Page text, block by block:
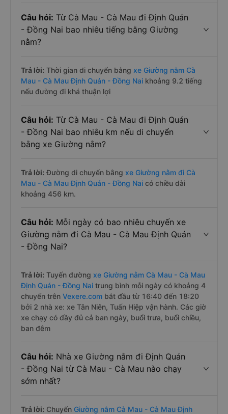
Câu hỏi: Từ Cà Mau - Cà Mau đi Định Quán
- Đồng Nai bao nhiêu tiếng bằng Giường
nằm?
Trả lời: Thời gian di chuyển bằng xe Giường nằm Cà
Mau - Cà Mau Định Quán - Đồng Nai khoảng 9.2 tiếng
nếu đường đi khá thuận lợi
Câu hỏi: Từ Cà Mau - Cà Mau đi Định Quán
- Đồng Nai bao nhiêu km nếu di chuyển
bằng xe Giường nằm?
Trả lời: Đường di chuyển bằng xe Giường nằm đi Cà
Mau - Cà Mau Định Quán - Đồng Nai có chiều dài
khoảng 456 km.
Câu hỏi: Mỗi ngày có bao nhiêu chuyến xe
Giường nằm đi Cà Mau - Cà Mau Định Quán
- Đồng Nai?
Trả lời: Tuyến đường xe Giường nằm Cà Mau - Cà Mau
Định Quán - Đồng Nai trung bình mỗi ngày có khoảng 4
chuyến trên Vexere.com bắt đầu từ 16:40 đến 18:20
bởi 2 nhà xe: xe Tân Niên, Tuấn Hiệp vận hành. Các giờ
xe chạy có đầy đủ cả ban ngày, buổi trưa, buổi chiều,
ban đêm
Câu hỏi: Nhà xe Giường nằm đi Định Quán
- Đồng Nai từ Cà Mau - Cà Mau nào chạy
sớm nhất?
Trả lời: Chuyến Giường nằm Cà Mau - Cà Mau Định